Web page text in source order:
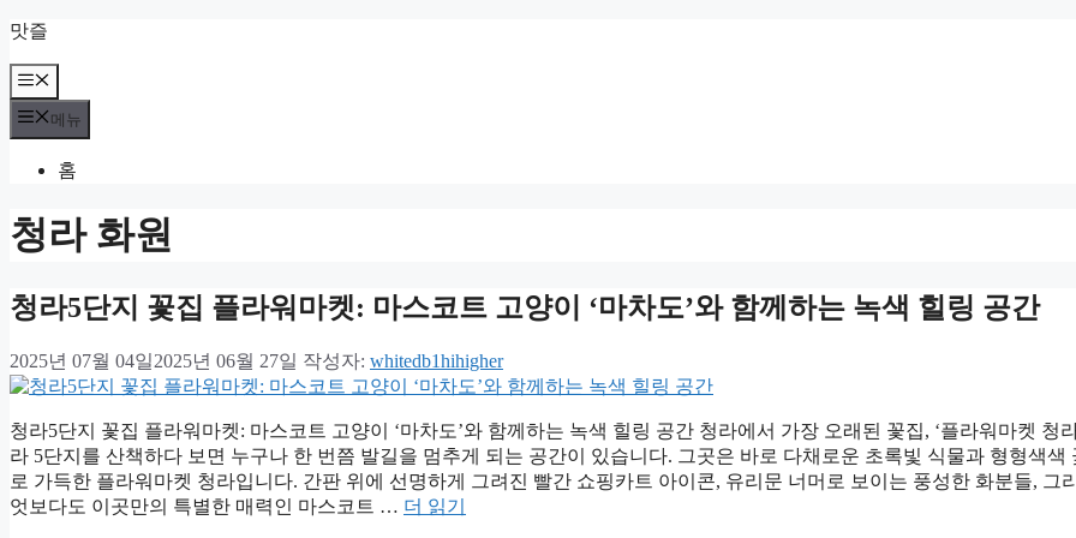
컨
츠
로
맛즐
메
뉴
메뉴
홈
청라 화원
청라5단지 꽃집 플라워마켓: 마스코트 고양이 ‘마차도’와 함께하는 녹색 힐링 공간
2025년 07월 04일2025년 06월 27일 작성자: whitedb1hihigher
청라5단지 꽃집 플라워마켓: 마스코트 고양이 ‘마차도’와 함께하는 녹색 힐링 공간 청라에서 가장 오래된 꽃집, ‘플라워마켓 청
라 5단지를 산책하다 보면 누구나 한 번쯤 발길을 멈추게 되는 공간이 있습니다. 그곳은 바로 다채로운 초록빛 식물과 형형색색
로 가득한 플라워마켓 청라입니다. 간판 위에 선명하게 그려진 빨간 쇼핑카트 아이콘, 유리문 너머로 보이는 풍성한 화분들, 그
엇보다도 이곳만의 특별한 매력인 마스코트 … 더 읽기